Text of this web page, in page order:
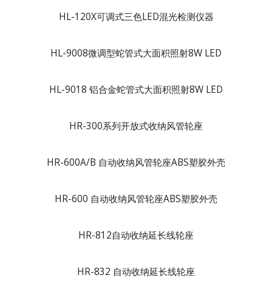
HL-120X可调式三色LED混光检测仪器
HL-9008微调型蛇管式大面积照射8W LED
HL-9018 铝合金蛇管式大面积照射8W LED
HR-300系列开放式收纳风管轮座
HR-600A/B 自动收纳风管轮座ABS塑胶外壳
HR-600 自动收纳风管轮座ABS塑胶外壳
HR-812自动收纳延长线轮座
HR-832 自动收纳延长线轮座